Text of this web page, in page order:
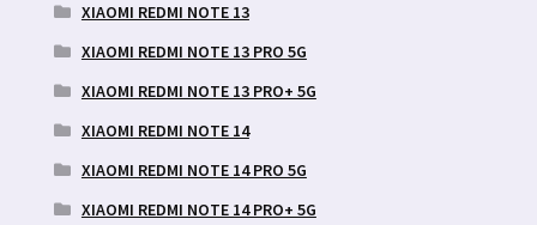
XIAOMI REDMI NOTE 13
XIAOMI REDMI NOTE 13 PRO 5G
XIAOMI REDMI NOTE 13 PRO+ 5G
XIAOMI REDMI NOTE 14
XIAOMI REDMI NOTE 14 PRO 5G
XIAOMI REDMI NOTE 14 PRO+ 5G